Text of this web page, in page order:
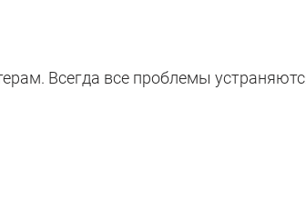
Всегда все проблемы